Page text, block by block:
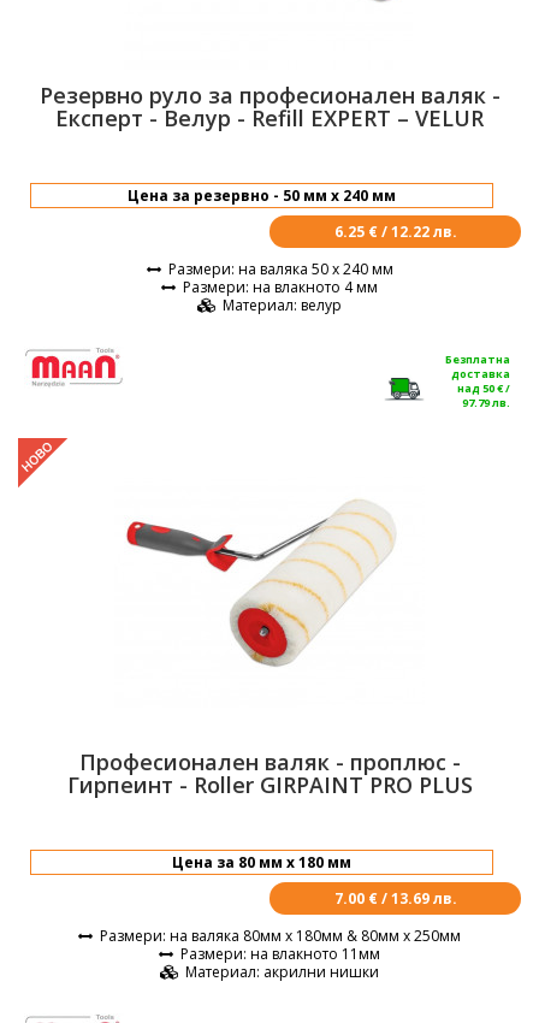
Резервно руло за професионален валяк -
Експерт - Велур - Refill EXPERT – VELUR
6.25 € / 12.22 лв.
Размери: на валяка 50 х 240 мм
Размери: на влакното 4 мм
Материал: велур
Безплатна
доставка
над 50 € /
97.79 лв.
Професионален валяк - проплюс -
Гирпеинт - Roller GIRPAINT PRO PLUS
7.00 € / 13.69 лв.
Размери: на валяка 80мм х 180мм & 80мм х 250мм
Размери: на влакното 11мм
Материал: акрилни нишки